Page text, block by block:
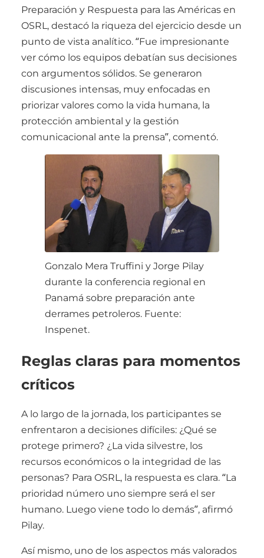
Preparación y Respuesta para las Américas en
OSRL, destacó la riqueza del ejercicio desde un
punto de vista analítico. “Fue impresionante
ver cómo los equipos debatían sus decisiones
con argumentos sólidos. Se generaron
discusiones intensas, muy enfocadas en
priorizar valores como la vida humana, la
protección ambiental y la gestión
comunicacional ante la prensa”, comentó.
Gonzalo Mera Truffini y Jorge Pilay
durante la conferencia regional en
Panamá sobre preparación ante
derrames petroleros. Fuente:
Inspenet.
Reglas claras para momentos
críticos
A lo largo de la jornada, los participantes se
enfrentaron a decisiones difíciles: ¿Qué se
protege primero? ¿La vida silvestre, los
recursos económicos o la integridad de las
personas? Para OSRL, la respuesta es clara. “La
prioridad número uno siempre será el ser
humano. Luego viene todo lo demás”, afirmó
Pilay.
Así mismo, uno de los aspectos más valorados